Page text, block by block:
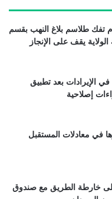
تفك طلاسم بلاغ النهب بقسم
يقف على الإنجاز
في الإيرادات بعد تطبيق
إصلاحية
في معادلات المستقبل
خارطة الطريق مع صندوق